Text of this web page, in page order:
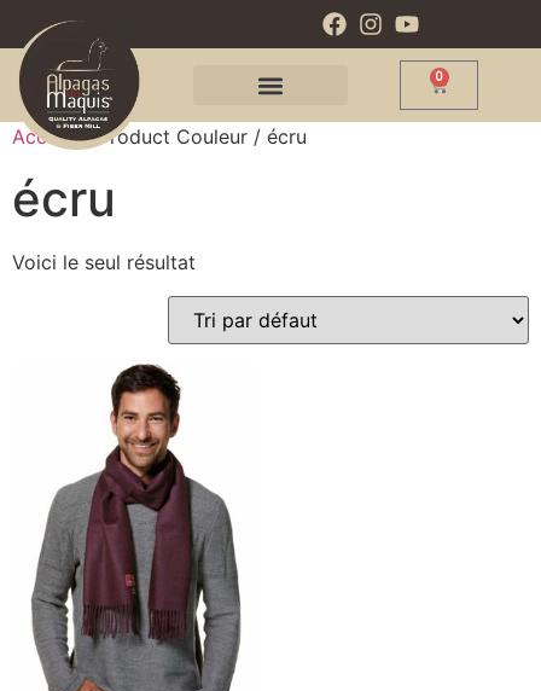
0
Accueil/ Product Couleur / écru
écru
Voici le seul résultat